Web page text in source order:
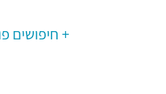
חיפושים